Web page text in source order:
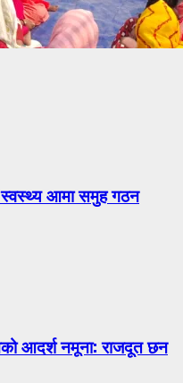
स्वस्थ्य आमा समुह गठन
आदर्श नमूना: राजदूत छन